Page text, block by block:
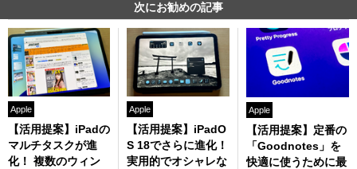
次にお勧めの記事
Apple
【活用提案】iPadの
マルチタスクが進
化！ 複数のウィン
Apple
【活用提案】iPadO
S 18でさらに進化！
実用的でオシャレな
Apple
【活用提案】定番の
「Goodnotes」を
快適に使うために最